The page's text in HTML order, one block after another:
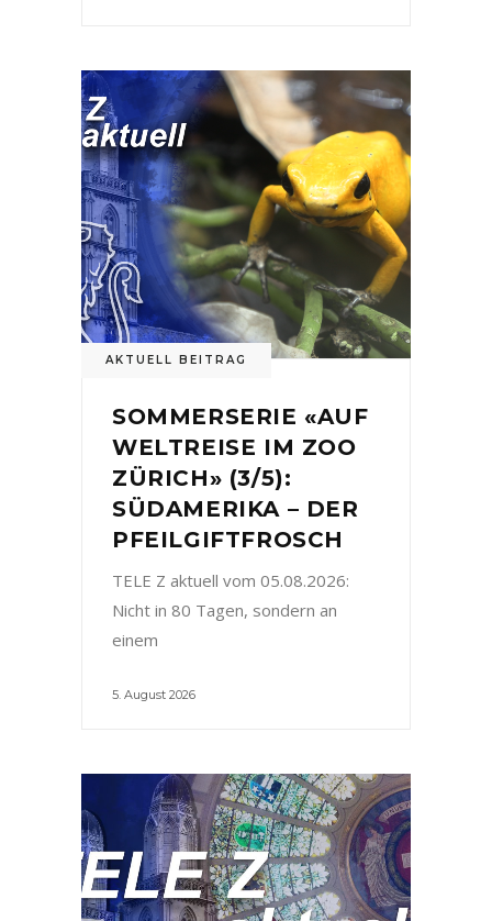
AKTUELL BEITRAG
SOMMERSERIE «AUF
WELTREISE IM ZOO
ZÜRICH» (3/5):
SÜDAMERIKA – DER
PFEILGIFTFROSCH
TELE Z aktuell vom 05.08.2026:
Nicht in 80 Tagen, sondern an
einem
5. August 2026